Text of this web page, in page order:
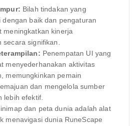
Bilah tindakan yang
dengan baik dan pengaturan
meningkatkan kinerja
secara signifikan.
Penempatan UI yang
menyederhanakan aktivitas
memungkinkan pemain
dan mengelola sumber
lebih efektif.
dan peta dunia adalah alat
menavigasi dunia RuneScape